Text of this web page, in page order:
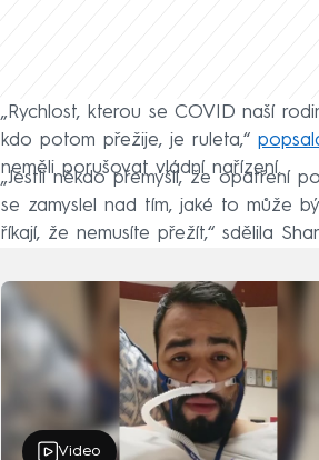
„Rychlost, kterou se COVID naší
kdo potom přežije, je ruleta,“
neměli porušovat vládní nařízení.
„Jestli někdo přemýšlí, že opatření
se zamyslel nad tím, jaké to může
říkají, že nemusíte přežít,“ sdělila
Video